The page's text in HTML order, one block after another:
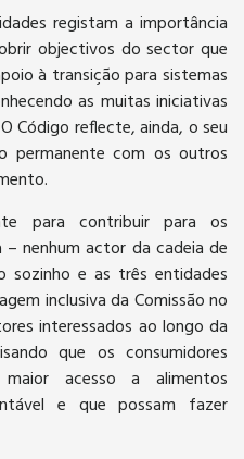
registam a importância
objectivos do sector que
à transição para sistemas
as muitas iniciativas
Código reflecte, ainda, o seu
permanente com os outros
para contribuir para os
nenhum actor da cadeia de
sozinho e as três entidades
inclusiva da Comissão no
interessados ao longo da
que os consumidores
acesso a alimentos
e que possam fazer